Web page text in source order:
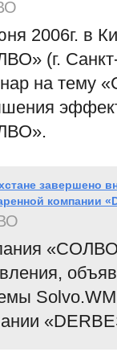
2006г. в
(г.
на тему
завершено
компании